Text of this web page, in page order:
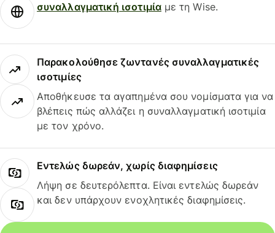
συναλλαγματική ισοτιμίαμε τη Wise.
Παρακολούθησε ζωντανές συναλλαγματικές
ισοτιμίες
Αποθήκευσε τα αγαπημένα σου νομίσματα για να
βλέπεις πώς αλλάζει η συναλλαγματική ισοτιμία
με τον χρόνο.
Εντελώς δωρεάν, χωρίς διαφημίσεις
Λήψη σε δευτερόλεπτα. Είναι εντελώς δωρεάν
και δεν υπάρχουν ενοχλητικές διαφημίσεις.